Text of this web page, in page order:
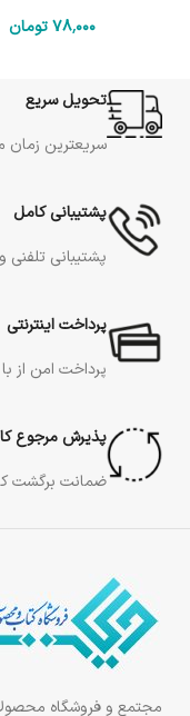
78٬000 تومان
تحویل سریع
سریعترین زمان
پشتیبانی کامل
پشتیبانی
پرداخت اینترنتی
پرداخت امن از
پذیرش مرجوع
ضمانت برگشت
مجتمع و فروشگاه